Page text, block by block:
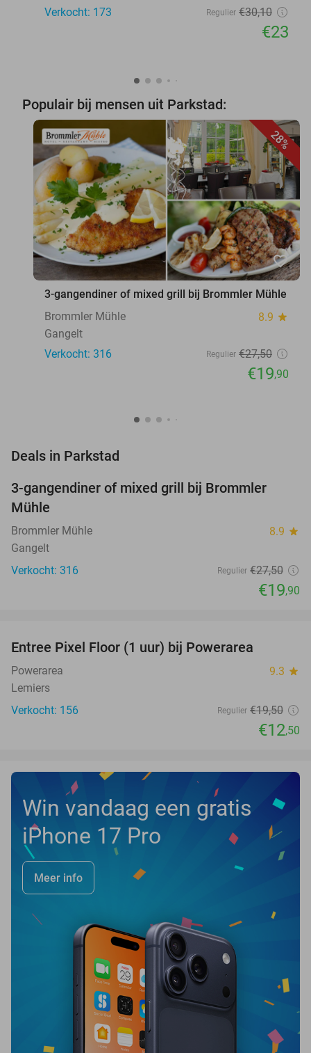
Verkocht: 173 Regulier €30,10
€23
Populair bij mensen uit Parkstad:
28%
favorite_border
3-gangendiner of mixed grill bij Brommler Mühle
Brommler Mühle
8.9 star
Gangelt
Verkocht: 316
Regulier €27,50
€19,90
Deals in Parkstad
3-gangendiner of mixed grill bij Brommler
Mühle
Brommler Mühle 8.9 star
Gangelt
Verkocht: 316
Regulier €27,50
€19,90
Entree Pixel Floor (1 uur) bij Powerarea
Powerarea 9.3 star
Lemiers
Verkocht: 156
Regulier €19,50
€12,50
Win vandaag een gratis
iPhone 17 Pro
Meer info